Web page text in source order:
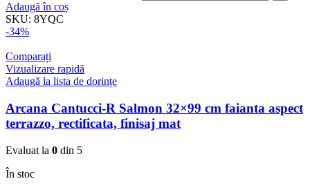
Adaugă în coș
SKU: 8YQC
-34%
Comparați
Vizualizare rapidă
Adaugă la lista de dorințe
Arcana Cantucci-R Salmon 32×99 cm faianta aspect
terrazzo, rectificata, finisaj mat
Evaluat la 0 din 5
În stoc